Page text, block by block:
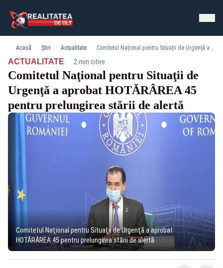
Acasă Știri Actualitate Comitetul Naţional pentru Situaţii de Urgenţă a aprobat HOTĂRÂREA 45 pentru prelungirea stării de alertă
ACTUALITATE· 2 min citire
Comitetul Naţional pentru Situaţii de
Urgenţă a aprobat HOTĂRÂREA 45
pentru prelungirea stării de alertă
Comitetul Naţional pentru Situaţii de Urgenţă a aprobat
HOTĂRÂREA 45 pentru prelungirea stării de alertă